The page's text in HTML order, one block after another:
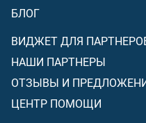
БЛОГ
ВИДЖЕТ ДЛЯ
НАШИ ПАРТНЕРЫ
ОТЗЫВЫ И
ЦЕНТР ПОМОЩИ